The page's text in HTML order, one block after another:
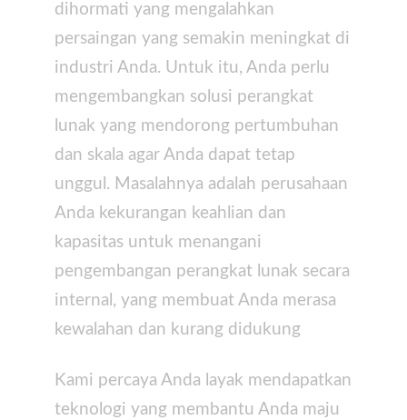
dihormati yang mengalahkan
persaingan yang semakin meningkat di
industri Anda. Untuk itu, Anda perlu
mengembangkan solusi perangkat
lunak yang mendorong pertumbuhan
dan skala agar Anda dapat tetap
unggul. Masalahnya adalah perusahaan
Anda kekurangan keahlian dan
kapasitas untuk menangani
pengembangan perangkat lunak secara
internal, yang membuat Anda merasa
kewalahan dan kurang didukung
Kami percaya Anda layak mendapatkan
teknologi yang membantu Anda maju